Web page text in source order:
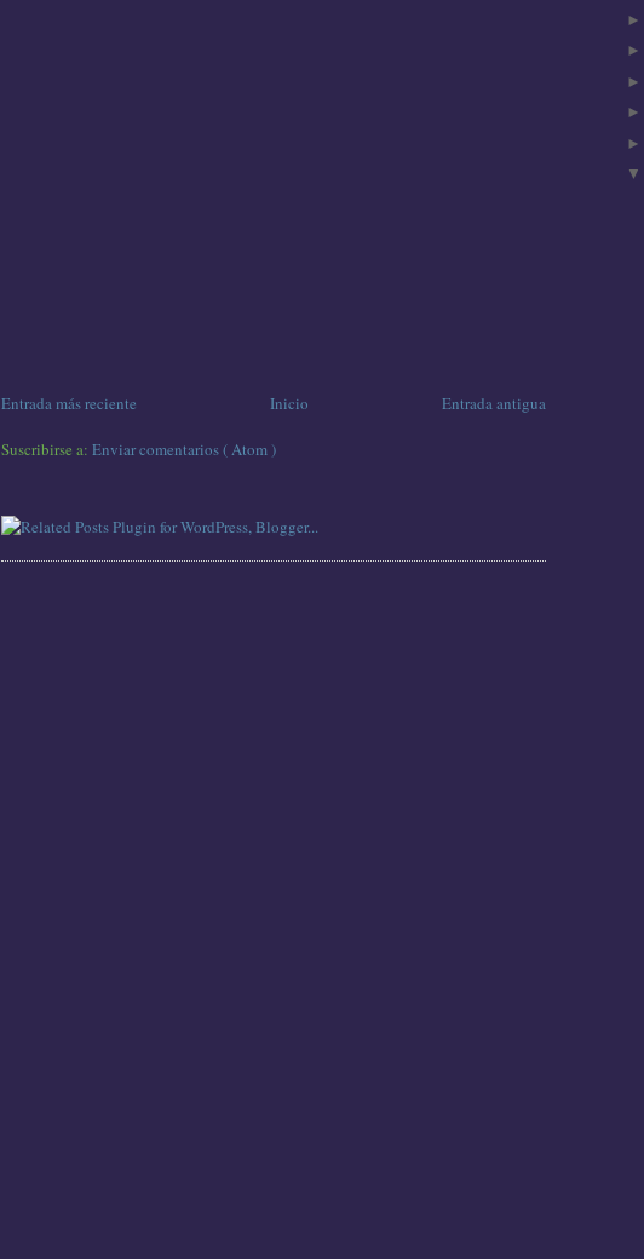
Entrada más reciente Entrada antigua
Inicio
Suscribirse a: Enviar comentarios ( Atom )
►
►
►
►
►
▼